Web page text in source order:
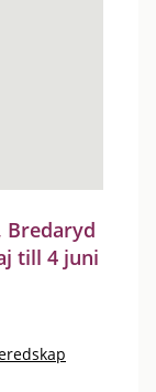
Bredaryd
till 4 juni